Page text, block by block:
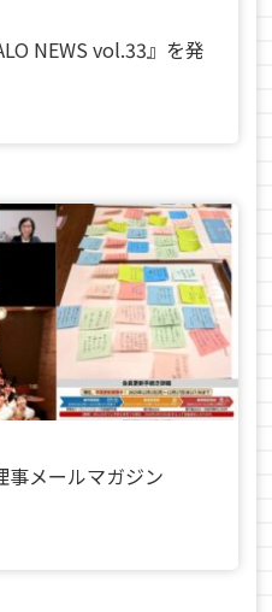
NEWS vol.33』を発
事メールマガジン